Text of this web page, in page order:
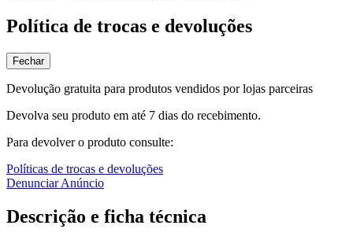
Política de trocas e devoluções
Fechar
Devolução gratuita para produtos vendidos por lojas parceiras
Devolva seu produto em até 7 dias do recebimento.
Para devolver o produto consulte:
Políticas de trocas e devoluções
Denunciar Anúncio
Descrição e ficha técnica